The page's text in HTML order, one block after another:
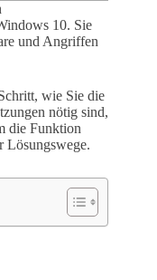
10. Sie
und Angriffen
wie Sie die
nötig sind,
die Funktion
Lösungswege.